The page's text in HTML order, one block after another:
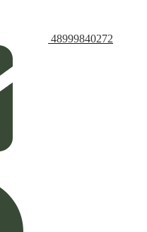
48999840272